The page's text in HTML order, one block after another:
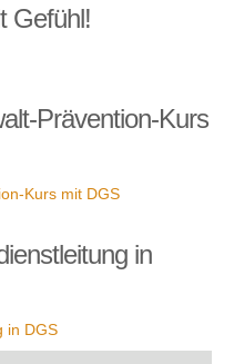
Gefühl!
Prävention-Kurs
Kurs mit DGS
in
in DGS